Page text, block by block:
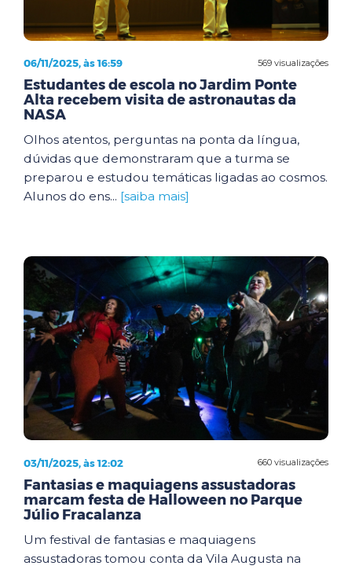
569 visualizações
06/11/2025, às 16:59
Estudantes de escola no Jardim Ponte
Alta recebem visita de astronautas da
NASA
Olhos atentos, perguntas na ponta da língua,
dúvidas que demonstraram que a turma se
preparou e estudou temáticas ligadas ao cosmos.
Alunos do ens... [saiba mais]
660 visualizações
03/11/2025, às 12:02
Fantasias e maquiagens assustadoras
marcam festa de Halloween no Parque
Júlio Fracalanza
Um festival de fantasias e maquiagens
assustadoras tomou conta da Vila Augusta na